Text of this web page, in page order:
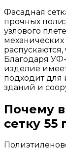
Фасадная
прочных
узлового
механических
распускаются,
Благодаря УФ-
изделие
подходит для
зданий и
Почему
сетку 55